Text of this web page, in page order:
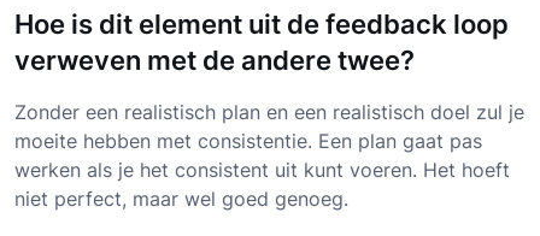
Hoe is dit element uit de feedback loop
verweven met de andere twee?
Zonder een realistisch plan en een realistisch doel zul je
moeite hebben met consistentie. Een plan gaat pas
werken als je het consistent uit kunt voeren. Het hoeft
niet perfect, maar wel goed genoeg.